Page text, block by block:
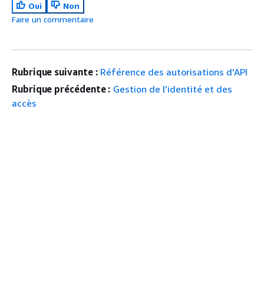
Oui
Non
Faire un commentaire
Rubrique suivante : Référence des autorisations d'API
Rubrique précédente : Gestion de l’identité et des
accès